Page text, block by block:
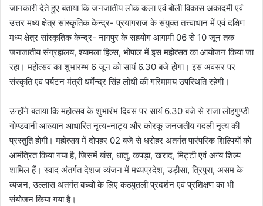
जानकारी देते हुए बताया कि जनजातीय लोक कला एवं बोली विकास अकादमी एवं
उत्तर मध्य क्षेत्र सांस्कृतिक केन्द्र- प्रयागराज के संयुक्त तत्त्वाधान में एवं दक्षिण
मध्य क्षेत्र सांस्कृतिक केन्द्र- नागपुर के सहयोग आगामी 06 से 10 जून तक
जनजातीय संग्रहालय, श्यामला हिल्स, भोपाल में इस महोत्सव का आयोजन किया जा
रहा। महोत्सव का शुभारम्भ 6 जून को सायं 6.30 बजे होगा। इस अवसर पर
संस्कृति एवं पर्यटन मंत्री धर्मेन्द्र सिंह लोधी की गरिमामय उपस्थिति रहेगी।
उन्होंने बताया कि महोत्सव के शुभारंभ दिवस पर सायं 6.30 बजे से राजा लोहगुण्डी
गोण्डवानी आख्यान आधारित नृत्य-नाट्य और कोरकू जनजतीय गदली नृत्य की
प्रस्तुति होगी। महोत्सव में दोपहर 02 बजे से धरोहर अंतर्गत पारंपरिक शिल्पियों को
आमंत्रित किया गया है, जिसमें बांस, धातु, कपड़ा, खराद, मिट्टी एवं अन्य शिल्प
शामिल हैं। स्वाद अंतर्गत देशज व्यंजन में मध्यप्रदेश, उड़ीसा, त्रिपुरा, असम के
व्यंजन, उल्लास अंतर्गत बच्चों के लिए कठपुतली प्रदर्शन एवं प्रशिक्षण का भी
संयोजन किया गया है।